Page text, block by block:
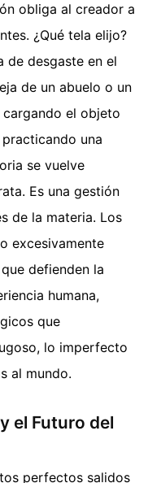
obliga al creador a
¿Qué tela elijo?
de desgaste en el
de un abuelo o un
el objeto
una
se vuelve
Es una gestión
de la materia. Los
excesivamente
defienden la
humana,
que
lo imperfecto
al mundo.
el Futuro del
perfectos salidos